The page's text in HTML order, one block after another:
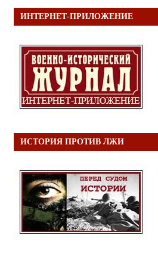
ИНТЕРНЕТ-ПРИЛОЖЕНИЕ
ИСТОРИЯ ПРОТИВ ЛЖИ